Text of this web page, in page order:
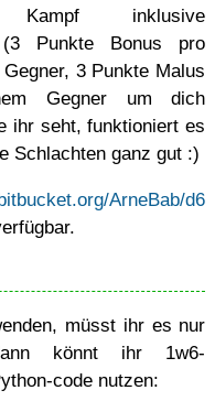
Kampf inklusive
(3 Punkte Bonus pro
3 Punkte Malus
Gegner um dich
ihr seht, funktioniert es
Schlachten ganz gut :)
ArneBab/d6
müsst ihr es nur
könnt ihr 1w6-
code nutzen: